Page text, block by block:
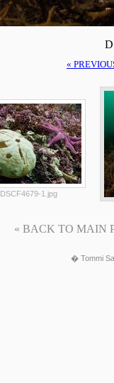
«
DSCF4679-1.jpg
« BACK TO MAIN
� Tommi